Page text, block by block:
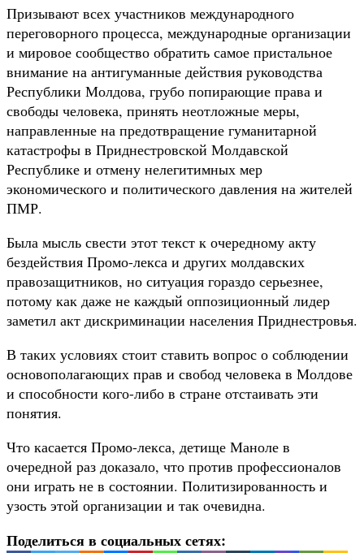
Призывают всех участников международного
переговорного процесса, международные организации
и мировое сообщество обратить самое пристальное
внимание на антигуманные действия руководства
Республики Молдова, грубо попирающие права и
свободы человека, принять неотложные меры,
направленные на предотвращение гуманитарной
катастрофы в Приднестровской Молдавской
Республике и отмену нелегитимных мер
экономического и политического давления на жителей
ПМР.
Была мысль свести этот текст к очередному акту
бездействия Промо-лекса и других молдавских
правозащитников, но ситуация гораздо серьезнее,
потому как даже не каждый оппозиционный лидер
заметил акт дискриминации населения Приднестровья.
В таких условиях стоит ставить вопрос о соблюдении
основополагающих прав и свобод человека в Молдове
и способности кого-либо в стране отстаивать эти
понятия.
Что касается Промо-лекса, детище Маноле в
очередной раз доказало, что против профессионалов
они играть не в состоянии. Политизированность и
узость этой организации и так очевидна.
Поделиться в социальных сетях: